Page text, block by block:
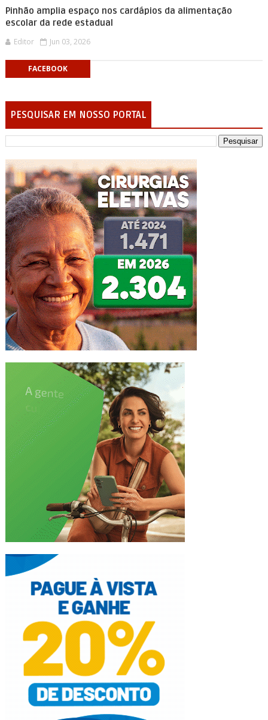
Pinhão amplia espaço nos cardápios da alimentação
escolar da rede estadual
Editor Jun 03, 2026
FACEBOOK
PESQUISAR EM NOSSO PORTAL